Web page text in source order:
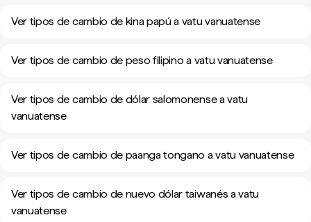
Ver tipos de cambio de kina papú a vatu vanuatense
Ver tipos de cambio de peso filipino a vatu vanuatense
Ver tipos de cambio de dólar salomonense a vatu
vanuatense
Ver tipos de cambio de paanga tongano a vatu vanuatense
Ver tipos de cambio de nuevo dólar taiwanés a vatu
vanuatense